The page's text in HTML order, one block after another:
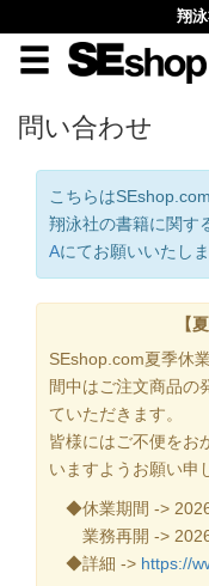
翔
問い合わせ
こちらは
翔泳社の書籍に関す
Aにてお願いいたしま
【
SEshop.com夏季休
間中はご注文商品の
ていただきます。
皆様にはご不便をお
いますようお願い申
◆休業期間 ->
業務再開 -> 2026
◆詳細 -> https://